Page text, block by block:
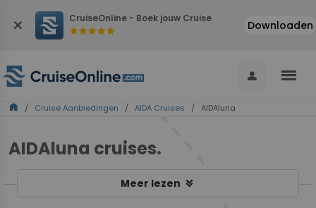
close CruiseOnline - Boek jouw Cruise
starstarstarstarstar Downloaden
person menu
home / Cruise Aanbiedingen / AIDA Cruises / AIDAluna
AIDAluna cruises.
Meer lezen keyboard_double_arrow_down